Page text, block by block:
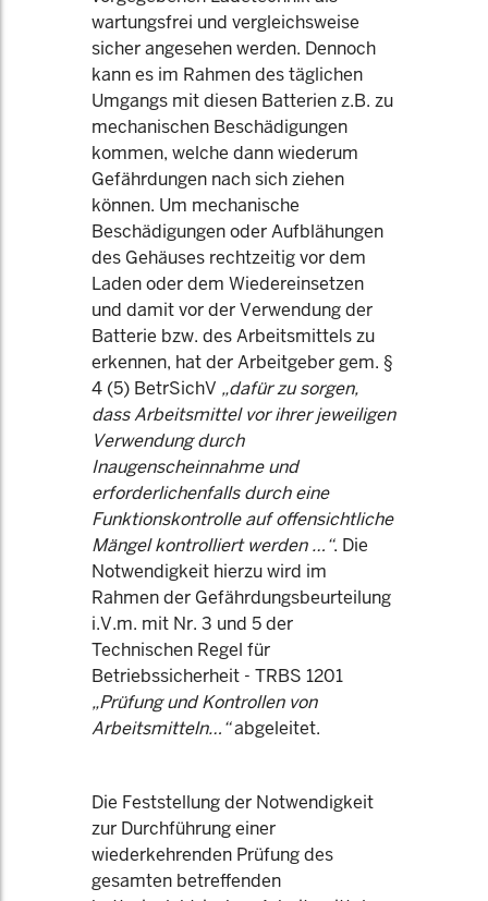
wartungsfrei und vergleichsweise
sicher angesehen werden. Dennoch
kann es im Rahmen des täglichen
Umgangs mit diesen Batterien z.B. zu
mechanischen Beschädigungen
kommen, welche dann wiederum
Gefährdungen nach sich ziehen
können. Um mechanische
Beschädigungen oder Aufblähungen
des Gehäuses rechtzeitig vor dem
Laden oder dem Wiedereinsetzen
und damit vor der Verwendung der
Batterie bzw. des Arbeitsmittels zu
erkennen, hat der Arbeitgeber gem. §
4 (5) BetrSichV „dafür zu sorgen,
dass Arbeitsmittel vor ihrer jeweiligen
Verwendung durch
Inaugenscheinnahme und
erforderlichenfalls durch eine
Funktionskontrolle auf offensichtliche
Mängel kontrolliert werden …“. Die
Notwendigkeit hierzu wird im
Rahmen der Gefährdungsbeurteilung
i.V.m. mit Nr. 3 und 5 der
Technischen Regel für
Betriebssicherheit - TRBS 1201
„Prüfung und Kontrollen von
Arbeitsmitteln…“abgeleitet.
Die Feststellung der Notwendigkeit
zur Durchführung einer
wiederkehrenden Prüfung des
gesamten betreffenden